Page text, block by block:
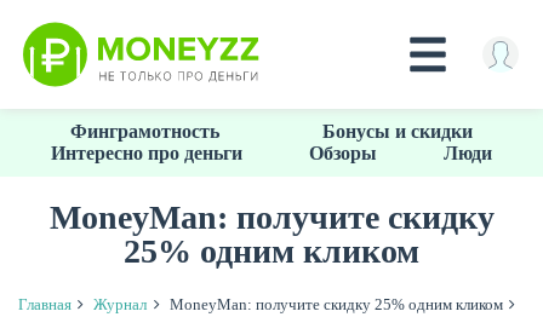
основному
КРЕДИТЫ
Финграмотность
Бонусы и скидки
Интересно про деньги
Обзоры Люди
MoneyMan: получите скидку
25% одним кликом
Главная Журнал MoneyMan: получите скидку 25% одним кликом